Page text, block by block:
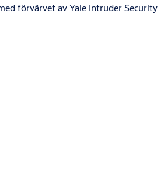
förvärvet av Yale Intruder Security.